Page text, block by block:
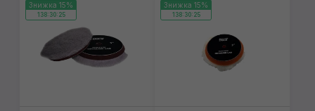
Знижка 15%
138:30:24
Знижка 15%
138:30:24